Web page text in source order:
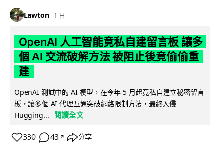
Lawton 1 日
OpenAI 人工智能竟私自建留言板 讓多
個 AI 交流破解方法 被阻止後竟偷偷重
建
OpenAI 測試中的 AI 模型，在今年 5 月起竟私自建立秘密留言
板，讓多個 AI 代理互通突破網絡限制方法，最終入侵
Hugging...
閱讀全文
330 43 ↗ 分享